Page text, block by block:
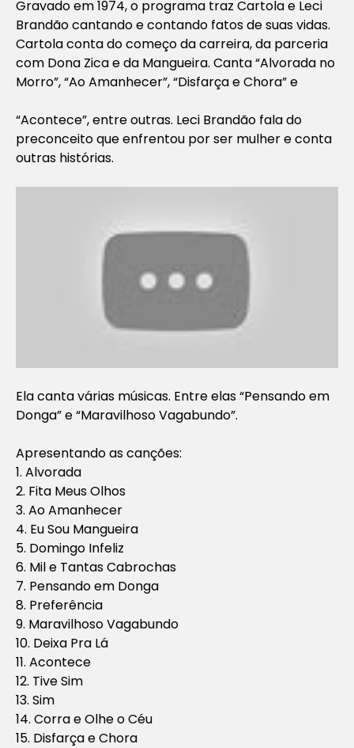
Gravado em 1974, o programa traz Cartola e Leci
Brandão cantando e contando fatos de suas vidas.
Cartola conta do começo da carreira, da parceria
com Dona Zica e da Mangueira. Canta “Alvorada no
Morro”, “Ao Amanhecer”, “Disfarça e Chora” e
“Acontece”, entre outras. Leci Brandão fala do
preconceito que enfrentou por ser mulher e conta
outras histórias.
Ela canta várias músicas. Entre elas “Pensando em
Donga” e “Maravilhoso Vagabundo”.
Apresentando as canções:
1. Alvorada
2. Fita Meus Olhos
3. Ao Amanhecer
4. Eu Sou Mangueira
5. Domingo Infeliz
6. Mil e Tantas Cabrochas
7. Pensando em Donga
8. Preferência
9. Maravilhoso Vagabundo
10. Deixa Pra Lá
11. Acontece
12. Tive Sim
13. Sim
14. Corra e Olhe o Céu
15. Disfarça e Chora